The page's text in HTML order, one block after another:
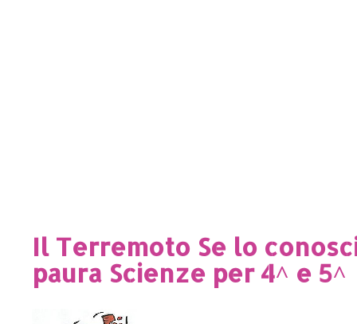
Il Terremoto Se lo
paura Scienze per 4^ e 5^